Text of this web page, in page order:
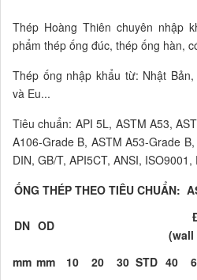
Thép Hoàng Thiên chuyên nhập
phẩm thép ống đúc, thép ống hàn,
Thép ống nhập khẩu từ: Nhật
và Eu...
Tiêu chuẩn: API 5L, ASTM A53,
A106-Grade B, ASTM A53-Grade
DIN, GB/T, API5CT, ANSI, ISO9001,
ỐNG THÉP THEO TIÊU CHUẨN:
DN OD
(wall
mm mm 10 20 30 STD 40